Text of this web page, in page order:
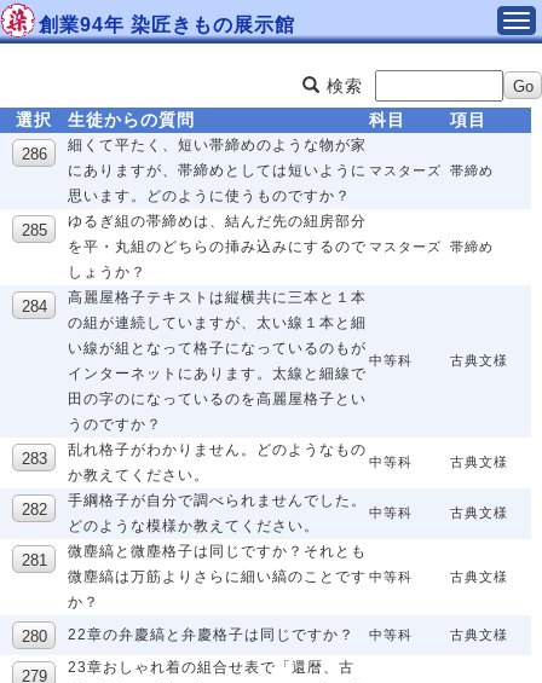
創業94年 染匠きもの展示館
検索
選択
生徒からの質問 科目 項目
細くて平たく、短い帯締めのような物が家
にありますが、帯締めとしては短いように
思います。どのように使うものですか？
マスターズ 帯締め
ゆるぎ組の帯締めは、結んだ先の紐房部分
を平・丸組のどちらの挿み込みにするので
しょうか？
マスターズ 帯締め
高麗屋格子テキストは縦横共に三本と１本
の組が連続していますが、太い線１本と細
い線が組となって格子になっているのもが
インターネットにあります。太線と細線で
田の字のになっているのを高麗屋格子とい
うのですか？
中等科 古典文様
乱れ格子がわかりません。どのようなもの
か教えてください。
中等科 古典文様
手綱格子が自分で調べられませんでした。
どのような模様か教えてください。
中等科 古典文様
微塵縞と微塵格子は同じですか？それとも
微塵縞は万筋よりさらに細い縞のことです
か？
中等科 古典文様
22章の弁慶縞と弁慶格子は同じですか？ 中等科 古典文様
23章おしゃれ着の組合せ表で「還暦、古